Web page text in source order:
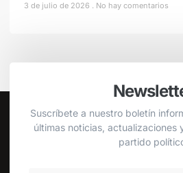
3 de julio de 2026 No hay comentarios
Suscríbete a nuestro boletín
últimas noticias, actualizaciones
partido